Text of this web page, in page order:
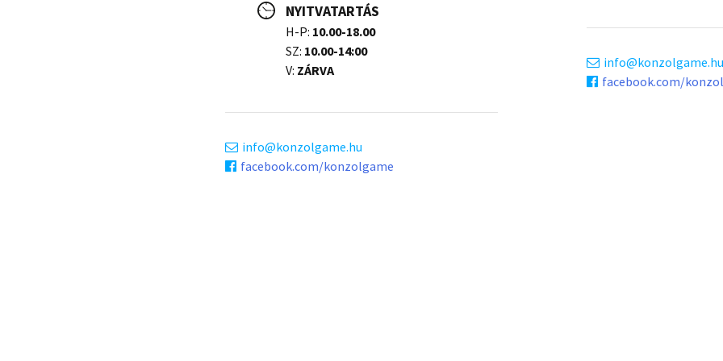
NYITVATARTÁS
H-P: 10.00-18.00
SZ: 10.00-14:00
V: ZÁRVA
info
konzolgame.hu
facebook.com/konzolgame
info
konzolgame.hu
facebook.com/